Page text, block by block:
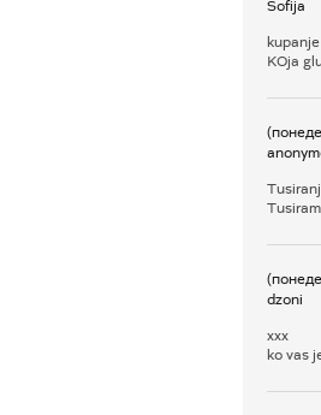
Sofija
KOja
dzoni
xxx
ko vas